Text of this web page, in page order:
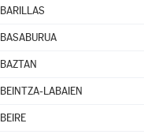
BARILLAS
BASABURUA
BAZTAN
BEINTZA-LABAIEN
BEIRE